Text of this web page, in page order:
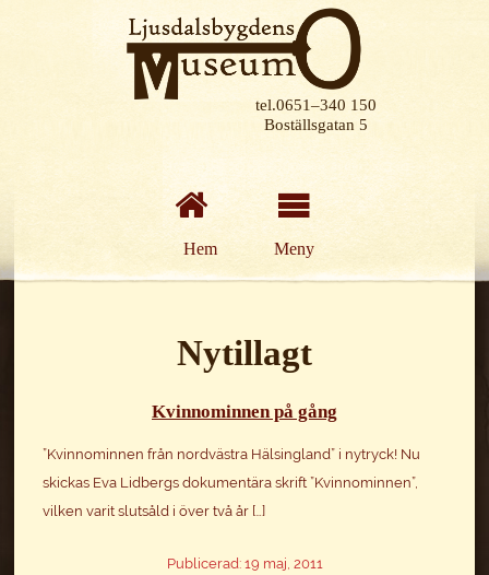
tel.0651–340 150
Boställsgatan 5
Hem Meny
Nytillagt
Kvinnominnen på gång
”Kvinnominnen från nordvästra Hälsingland” i nytryck! Nu
skickas Eva Lidbergs dokumentära skrift ”Kvinnominnen”,
vilken varit slutsåld i över två år […]
Publicerad: 19 maj, 2011